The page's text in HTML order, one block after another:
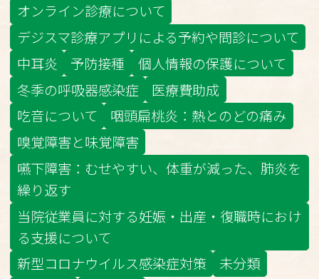
オンライン診療について
デジスマ診療アプリによる予約や問診について
中耳炎
予防接種
個人情報の保護について
冬季の呼吸器感染症
医療費助成
吃音について
咽頭扁桃炎：熱とのどの痛み
嗅覚障害と味覚障害
嚥下障害：むせやすい、体重が減った、肺炎を
繰り返す
当院従業員に対する妊娠・出産・復職時におけ
る支援について
新型コロナウイルス感染症対策
未分類